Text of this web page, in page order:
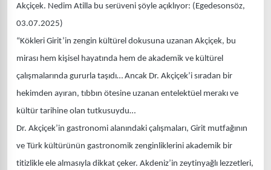
Akçiçek. Nedim Atilla bu serüveni şöyle açıklıyor: (Egedesonsöz,
03.07.2025)
“Kökleri Girit’in zengin kültürel dokusuna uzanan Akçiçek, bu
mirası hem kişisel hayatında hem de akademik ve kültürel
çalışmalarında gururla taşıdı… Ancak Dr. Akçiçek’i sıradan bir
hekimden ayıran, tıbbın ötesine uzanan entelektüel merakı ve
kültür tarihine olan tutkusuydu…
Dr. Akçiçek’in gastronomi alanındaki çalışmaları, Girit mutfağının
ve Türk kültürünün gastronomik zenginliklerini akademik bir
titizlikle ele almasıyla dikkat çeker. Akdeniz’in zeytinyağlı lezzetleri,